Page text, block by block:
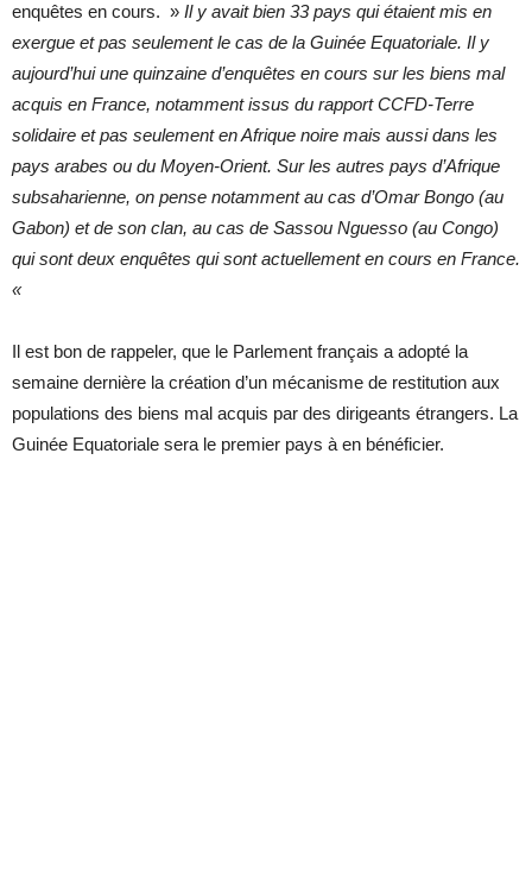
enquêtes en cours. » Il y avait bien 33 pays qui étaient mis en
exergue et pas seulement le cas de la Guinée Equatoriale. Il y
aujourd’hui une quinzaine d’enquêtes en cours sur les biens mal
acquis en France, notamment issus du rapport CCFD-Terre
solidaire et pas seulement en Afrique noire mais aussi dans les
pays arabes ou du Moyen-Orient. Sur les autres pays d’Afrique
subsaharienne, on pense notamment au cas d’Omar Bongo (au
Gabon) et de son clan, au cas de Sassou Nguesso (au Congo)
qui sont deux enquêtes qui sont actuellement en cours en France.
«
Il est bon de rappeler, que le Parlement français a adopté la
semaine dernière la création d’un mécanisme de restitution aux
populations des biens mal acquis par des dirigeants étrangers. La
Guinée Equatoriale sera le premier pays à en bénéficier.